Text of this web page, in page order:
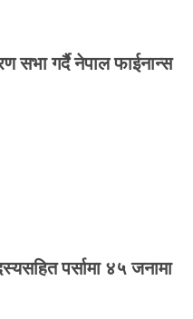
सभा गर्दै नेपाल फाईनान्स
पर्सामा ४५ जनामा